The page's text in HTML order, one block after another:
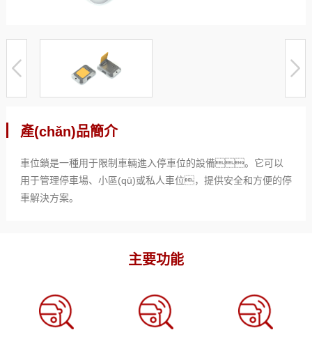
產(chǎn)品簡介
車位鎖是一種用于限制車輛進入停車位的設備。它可以
用于管理停車場、小區(qū)或私人車位，提供安全和方便的停
車解決方案。
主要功能